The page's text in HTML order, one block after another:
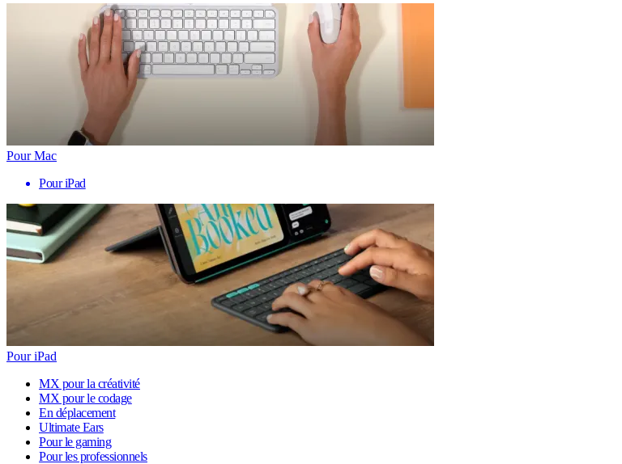
Pour Mac
Pour iPad
Pour iPad
MX pour la créativité
MX pour le codage
En déplacement
Ultimate Ears
Pour le gaming
Pour les professionnels